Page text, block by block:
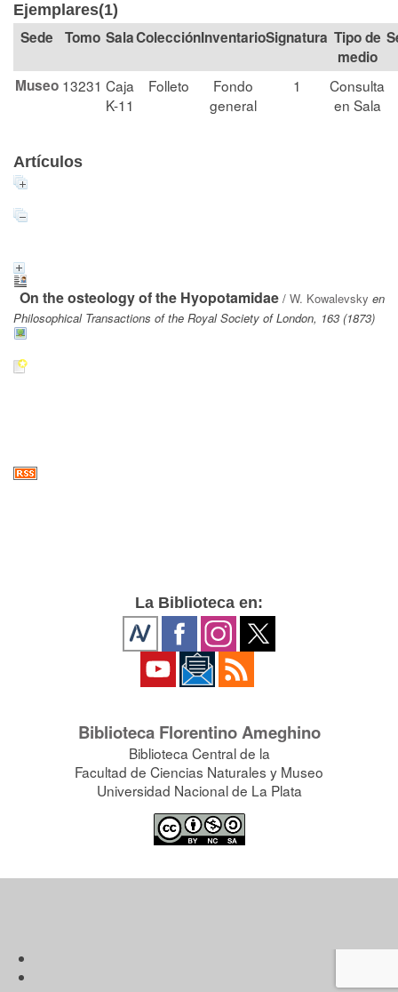
Ejemplares(1)
Tomo SalaColección Signatura Tipo de
medio
Museo 13231 Caja
K-11
Folleto
Fondo
general
1
Consulta
en Sala
Artículos
On the osteology of the Hyopotamidae / W. Kowalevsky en
Philosophical Transactions of the Royal Society of London, 163 (1873)
La Biblioteca en:
Biblioteca Florentino Ameghino
Biblioteca Central de la
Facultad de Ciencias Naturales y Museo
Universidad Nacional de La Plata